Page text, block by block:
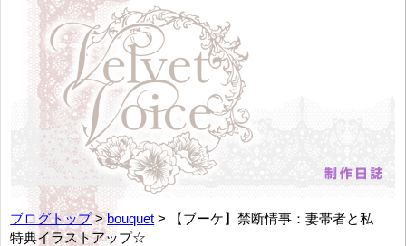
ブログトップ>bouquet > 【ブーケ】禁断情事：妻帯者と私
特典イラストアップ☆